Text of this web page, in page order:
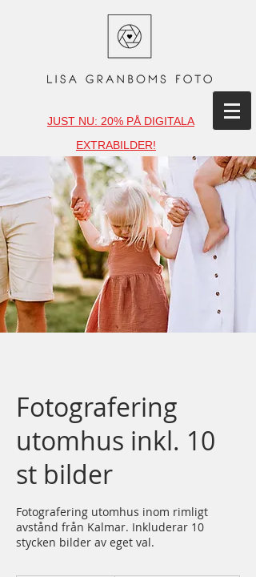
JUST NU: 20% PÅ DIGITALA
EXTRABILDER!
Fotografering
utomhus inkl. 10
st bilder
Fotografering utomhus inom rimligt
avstånd från Kalmar. Inkluderar 10
stycken bilder av eget val.